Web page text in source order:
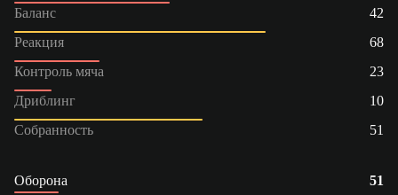
Баланс
42
Реакция
68
Контроль мяча
23
Дриблинг
10
Собранность
51
Оборона
51